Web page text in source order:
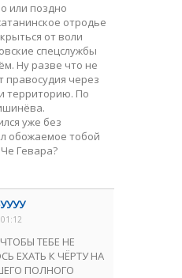
или поздно
отродье
от воли
спецслужбы
Ну разве что не
правосудия через
территорию. По
уже без
обожаемое тобой
Гевара?
ТЕБЕ НЕ
ЕХАТЬ К ЧЁРТУ НА
ПОЛНОГО